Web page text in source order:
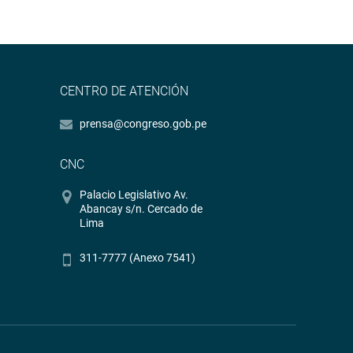
CENTRO DE ATENCIÓN
prensa@congreso.gob.pe
CNC
Palacio Legislativo Av.
Abancay s/n. Cercado de
Lima
311-7777 (Anexo 7541)